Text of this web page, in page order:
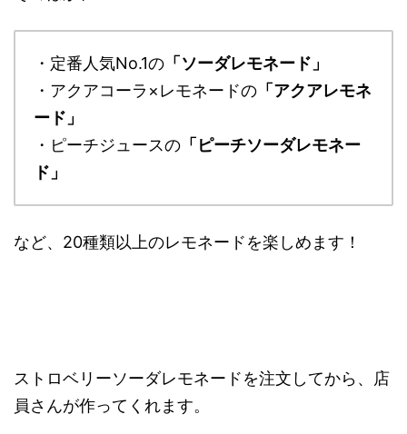
・定番人気No.1の 「ソーダレモネード」
・アクアコーラ×レモネードの 「アクアレモネ
ード」
・ピーチジュースの 「ピーチソーダレモネー
ド」
など、20種類以上のレモネードを楽しめます！
ストロベリーソーダレモネードを注文してから、店
員さんが作ってくれます。